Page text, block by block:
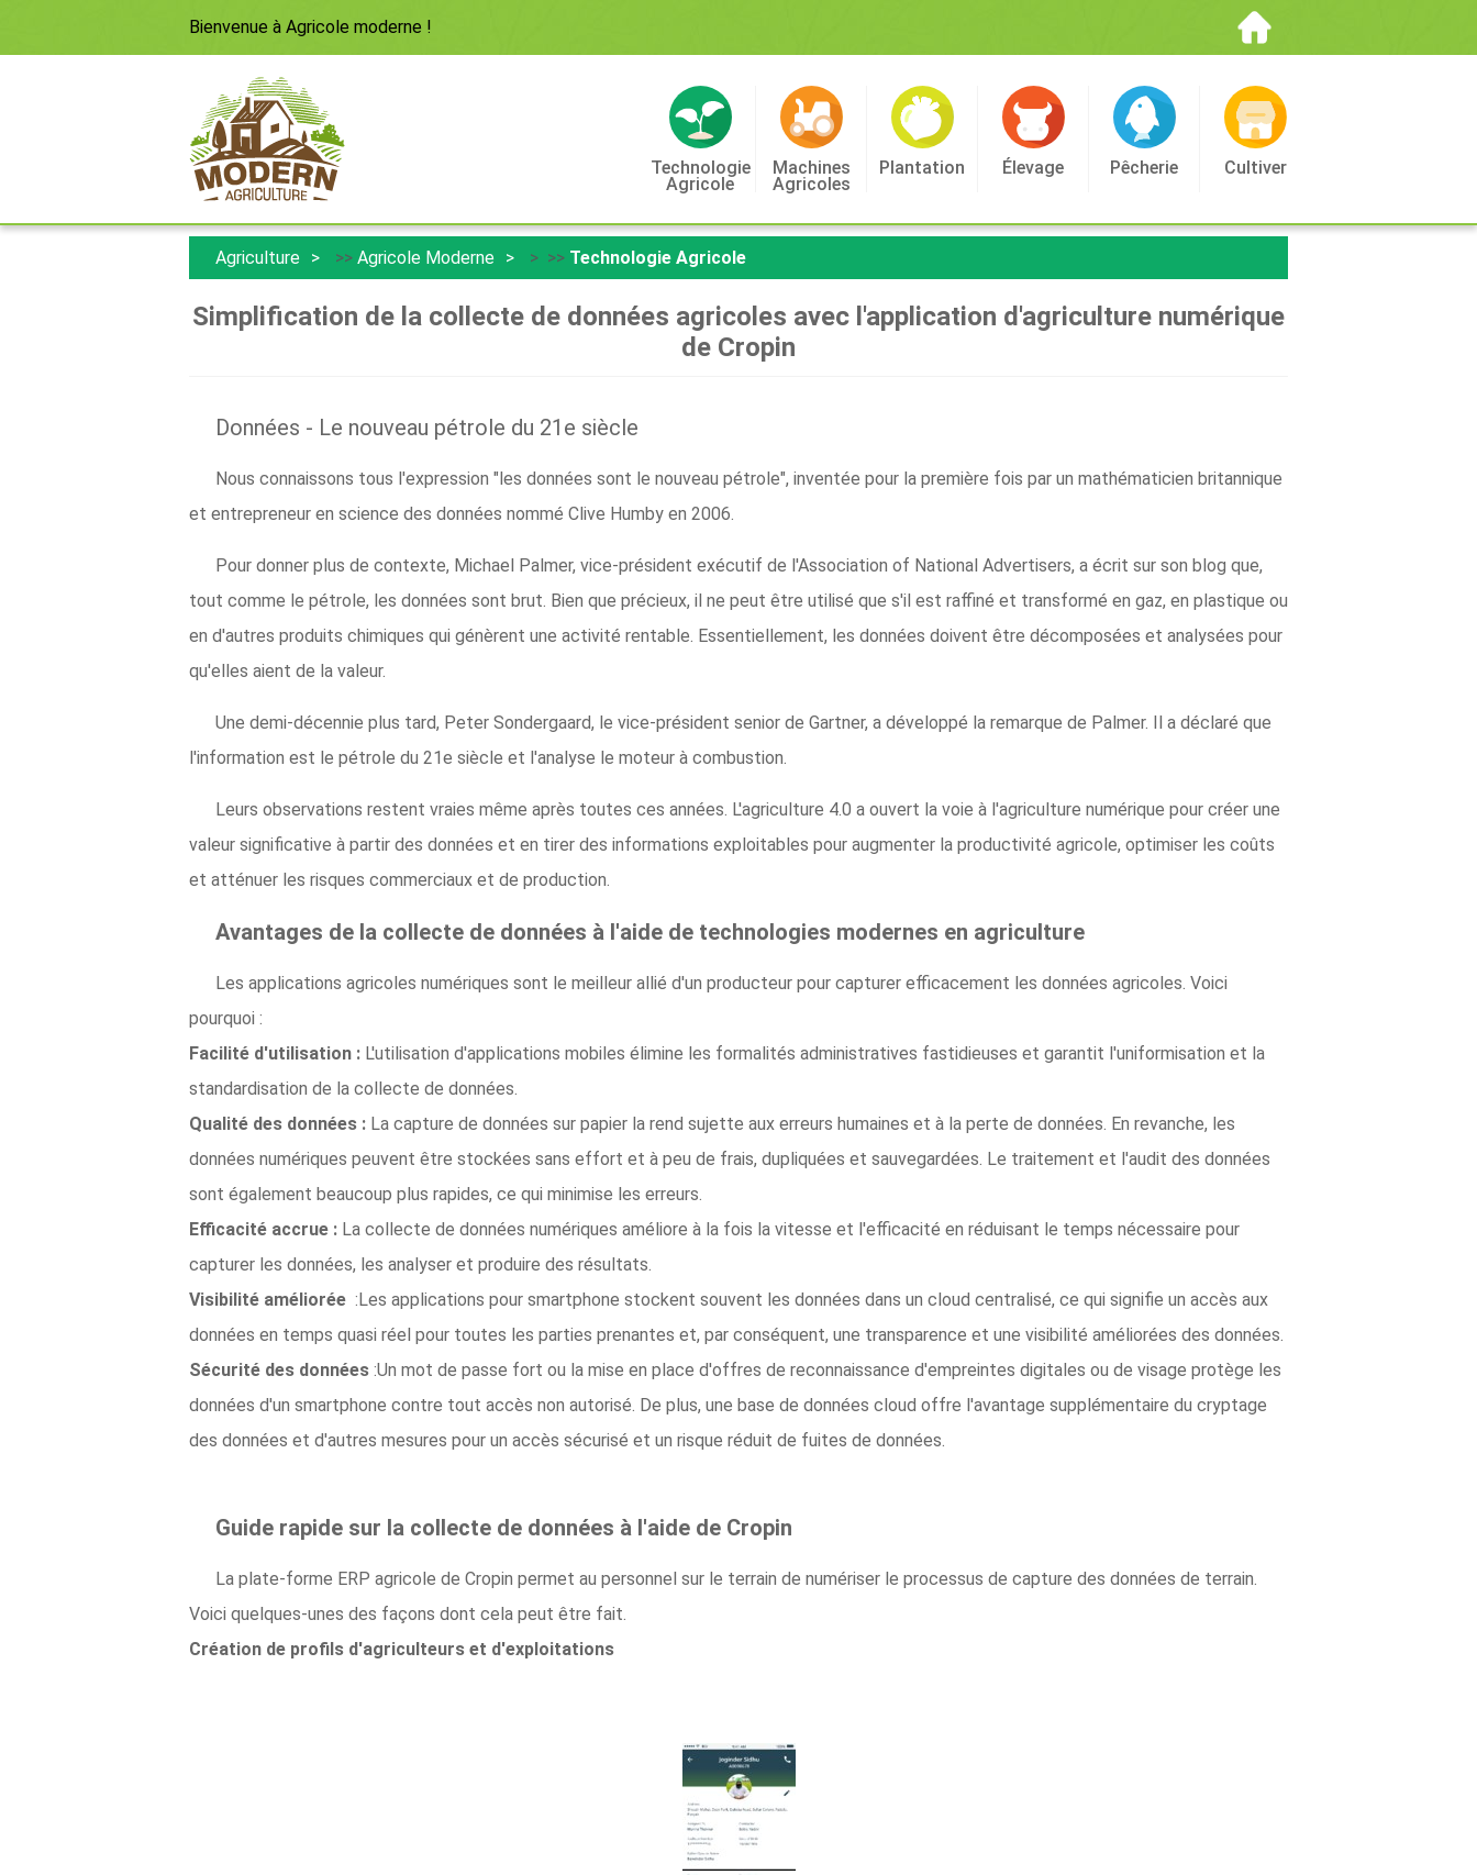
Bienvenue à Agricole moderne !
Technologie
Agricole
Machines
Agricoles
Plantation Élevage Pêcherie Cultiver
Agriculture >> Agricole Moderne > >> Technologie Agricole
Simplification de la collecte de données agricoles avec l'application d'agriculture numérique
de Cropin
Données - Le nouveau pétrole du 21e siècle
Nous connaissons tous l'expression "les données sont le nouveau pétrole", inventée pour la première fois par un mathématicien britannique
et entrepreneur en science des données nommé Clive Humby en 2006.
Pour donner plus de contexte, Michael Palmer, vice-président exécutif de l'Association of National Advertisers, a écrit sur son blog que,
tout comme le pétrole, les données sont brut. Bien que précieux, il ne peut être utilisé que s'il est raffiné et transformé en gaz, en plastique ou
en d'autres produits chimiques qui génèrent une activité rentable. Essentiellement, les données doivent être décomposées et analysées pour
qu'elles aient de la valeur.
Une demi-décennie plus tard, Peter Sondergaard, le vice-président senior de Gartner, a développé la remarque de Palmer. Il a déclaré que
l'information est le pétrole du 21e siècle et l'analyse le moteur à combustion.
Leurs observations restent vraies même après toutes ces années. L'agriculture 4.0 a ouvert la voie à l'agriculture numérique pour créer une
valeur significative à partir des données et en tirer des informations exploitables pour augmenter la productivité agricole, optimiser les coûts
et atténuer les risques commerciaux et de production.
Avantages de la collecte de données à l'aide de technologies modernes en agriculture
Les applications agricoles numériques sont le meilleur allié d'un producteur pour capturer efficacement les données agricoles. Voici
pourquoi :
Facilité d'utilisation : L'utilisation d'applications mobiles élimine les formalités administratives fastidieuses et garantit l'uniformisation et la
standardisation de la collecte de données.
Qualité des données : La capture de données sur papier la rend sujette aux erreurs humaines et à la perte de données. En revanche, les
données numériques peuvent être stockées sans effort et à peu de frais, dupliquées et sauvegardées. Le traitement et l'audit des données
sont également beaucoup plus rapides, ce qui minimise les erreurs.
Efficacité accrue : La collecte de données numériques améliore à la fois la vitesse et l'efficacité en réduisant le temps nécessaire pour
capturer les données, les analyser et produire des résultats.
Visibilité améliorée :Les applications pour smartphone stockent souvent les données dans un cloud centralisé, ce qui signifie un accès aux
données en temps quasi réel pour toutes les parties prenantes et, par conséquent, une transparence et une visibilité améliorées des données.
Sécurité des données :Un mot de passe fort ou la mise en place d'offres de reconnaissance d'empreintes digitales ou de visage protège les
données d'un smartphone contre tout accès non autorisé. De plus, une base de données cloud offre l'avantage supplémentaire du cryptage
des données et d'autres mesures pour un accès sécurisé et un risque réduit de fuites de données.
Guide rapide sur la collecte de données à l'aide de Cropin
La plate-forme ERP agricole de Cropin permet au personnel sur le terrain de numériser le processus de capture des données de terrain.
Voici quelques-unes des façons dont cela peut être fait.
Création de profils d'agriculteurs et d'exploitations